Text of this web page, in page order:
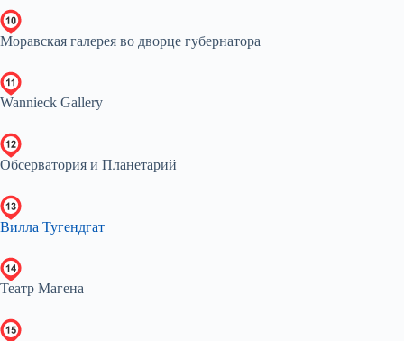
Моравская галерея во дворце губернатора
Wannieck Gallery
Обсерватория и Планетарий
Вилла Тугендгат
Театр Магена